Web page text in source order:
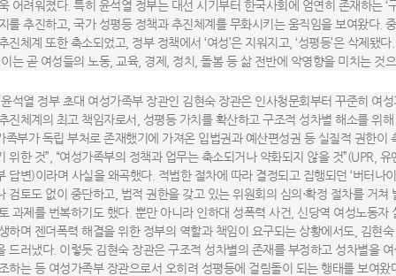
어려워졌다. 특히 윤석열 정부는 대선 시기부터 한국사회에 엄연히 존재하는 ‘
를 추진하고, 국가 성평등 정책과 추진체계를 무화시키는 움직임을 보여왔다.
진체계 또한 축소되었고, 정부 정책에서 ‘여성’은 지워지고, ‘성평등’은 삭제됐
는 곧 여성들의 노동, 교육, 경제, 정치, 돌봄 등 삶 전반에 악영향을 미치는 것
석열 정부 초대 여성가족부 장관인 김현숙 장관은 인사청문회부터 꾸준히 여
진체계의 최고 책임자로서, 성평등 가치를 확산하고 구조적 성차별 해소를 위
족부가 독립 부처로 존재했기에 가져온 입법권과 예산편성권 등 실질적 권한이
위한 것”, “여성가족부의 정책과 업무는 축소되거나 약화되지 않을 것”(UPR,
답변)이라며 사실을 왜곡했다. 적법한 절차에 따라 결정되고 집행되던 ‘버터나
검토도 없이 중단하고, 법적 권한을 갖고 있는 위원회의 심의⋅확정 절차를 거쳐
과제를 번복하기도 했다. 뿐만 아니라 인하대 성폭력 사건, 신당역 여성노동
하며 젠더폭력 해결을 위한 정부의 역할과 책임이 요구되는 상황에서도, 김현
드러냈다. 이렇듯 김현숙 장관은 구조적 성차별의 존재를 부정하고 성차별을
하는 등 여성가족부 장관으로서 오히려 성평등에 걸림돌이 되는 행태를 보여왔